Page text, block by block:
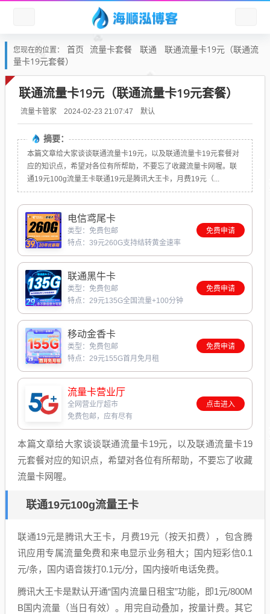
您现在的位置： 首页 流量卡套餐 联通
联通流量卡19元（联通流
量卡19元套餐）
联通流量卡19元（联通流量卡19元套餐）
流量卡管家 2024-02-23 21:07:47 默认
摘要：
本篇文章给大家谈谈联通流量卡19元，以及联通流量卡19元套餐对
应的知识点，希望对各位有所帮助，不要忘了收藏流量卡网喔。联
通19元100g流量王卡联通19元是腾讯大王卡，月费19元（...
电信鸢尾卡
类型：免费包邮
特点：39元260G支持结转黄金速率
免费申请
联通黑牛卡
类型：免费包邮
特点：29元135G全国流量+100分钟
免费申请
移动金香卡
类型：免费包邮
特点：29元155G首月免月租
免费申请
流量卡营业厅
全网营业厅超市
免费包邮，应有尽有
点击进入
本篇文章给大家谈谈联通流量卡19元，以及联通流量卡19
元套餐对应的知识点，希望对各位有所帮助，不要忘了收藏
流量卡网喔。
联通19元100g流量王卡
联通19元是腾讯大王卡，月费19元（按天扣费），包含腾
讯应用专属流量免费和来电显示业务租大；国内短彩信0.1
元/条，国内语音拨打0.1元/分，国内接听电话免费。
腾讯大王卡是默认开通“国内流量日租宝”功能，即1元/800M
B国内流量（当日有效）。用完自动叠加，按量计费。其它